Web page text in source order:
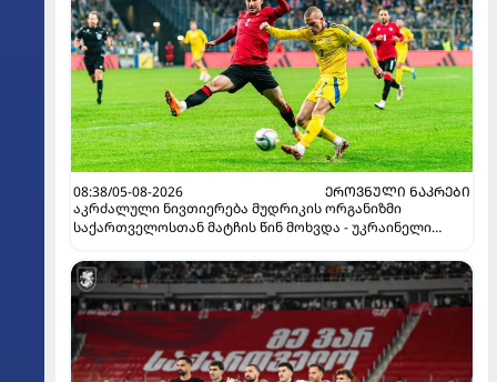
08:38/05-08-2026
ᲔᲠᲝᲕᲜᲣᲚᲘ ᲜᲐᲙᲠᲔᲑᲘ
აკრძალული ნივთიერება მუდრიკის ორგანიზმი
საქართველოსთან მატჩის წინ მოხვდა - უკრაინელი
ინფორმაციას ავრცელებს